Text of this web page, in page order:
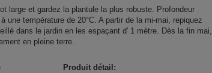
large et gardez la plantule la plus robuste. Profondeur
une température de 20°C. A partir de la mi‑mai, repiquez
dans le jardin en les espaçant d' 1 mètre. Dès la fin mai,
en pleine terre.
Produit détail: